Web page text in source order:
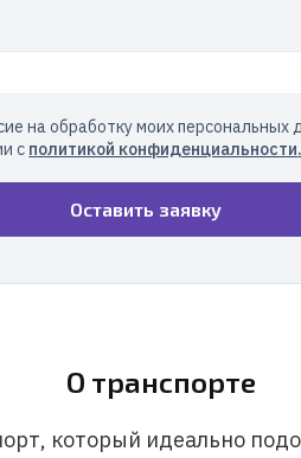
на обработку моих персональных
с политикой конфиденциальности.
Оставить заявку
О транспорте
который идеально